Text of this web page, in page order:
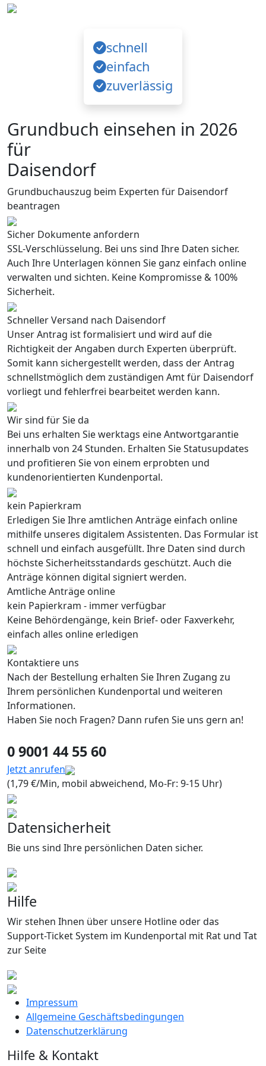
schnell
einfach
zuverlässig
Grundbuch einsehen in 2026
für
Daisendorf
Grundbuchauszug beim Experten für Daisendorf
beantragen
Sicher Dokumente anfordern
SSL-Verschlüsselung. Bei uns sind Ihre Daten sicher.
Auch Ihre Unterlagen können Sie ganz einfach online
verwalten und sichten. Keine Kompromisse & 100%
Sicherheit.
Schneller Versand nach Daisendorf
Unser Antrag ist formalisiert und wird auf die
Richtigkeit der Angaben durch Experten überprüft.
Somit kann sichergestellt werden, dass der Antrag
schnellstmöglich dem zuständigen Amt für Daisendorf
vorliegt und fehlerfrei bearbeitet werden kann.
Wir sind für Sie da
Bei uns erhalten Sie werktags eine Antwortgarantie
innerhalb von 24 Stunden. Erhalten Sie Statusupdates
und profitieren Sie von einem erprobten und
kundenorientierten Kundenportal.
kein Papierkram
Erledigen Sie Ihre amtlichen Anträge einfach online
mithilfe unseres digitalem Assistenten. Das Formular ist
schnell und einfach ausgefüllt. Ihre Daten sind durch
höchste Sicherheitsstandards geschützt. Auch die
Anträge können digital signiert werden.
Amtliche Anträge online
kein Papierkram - immer verfügbar
Keine Behördengänge, kein Brief- oder Faxverkehr,
einfach alles online erledigen
Kontaktiere uns
Nach der Bestellung erhalten Sie Ihren Zugang zu
Ihrem persönlichen Kundenportal und weiteren
Informationen.
Haben Sie noch Fragen? Dann rufen Sie uns gern an!
0 9001 44 55 60
Jetzt anrufen
(1,79 €/Min, mobil abweichend, Mo-Fr: 9-15 Uhr)
Datensicherheit
Bie uns sind Ihre persönlichen Daten sicher.
Hilfe
Wir stehen Ihnen über unsere Hotline oder das
Support-Ticket System im Kundenportal mit Rat und Tat
zur Seite
Impressum
Allgemeine Geschäftsbedingungen
Datenschutzerklärung
Hilfe & Kontakt